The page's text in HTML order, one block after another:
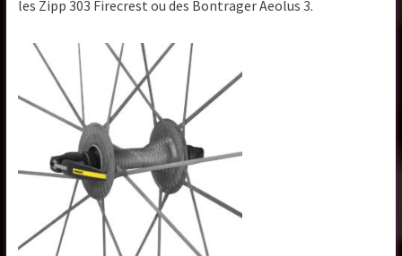
les Zipp 303 Firecrest ou des Bontrager Aeolus 3.